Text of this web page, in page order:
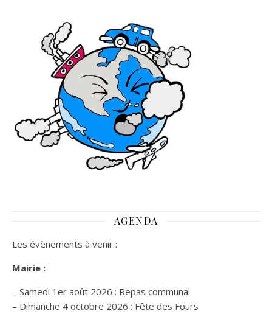
AGENDA
Les évènements à venir :
Mairie :
– Samedi 1er août 2026 : Repas communal
– Dimanche 4 octobre 2026 : Fête des Fours